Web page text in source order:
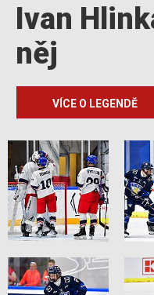
Ivan
něj
VÍCE O LEGENDĚ